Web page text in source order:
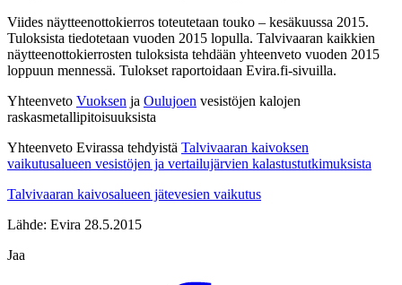
Viides näytteenottokierros toteutetaan touko – kesäkuussa 2015.
Tuloksista tiedotetaan vuoden 2015 lopulla. Talvivaaran kaikkien
näytteenottokierrosten tuloksista tehdään yhteenveto vuoden 2015
loppuun mennessä. Tulokset raportoidaan Evira.fi-sivuilla.
Yhteenveto Vuoksen ja Oulujoen vesistöjen kalojen
raskasmetallipitoisuuksista
Yhteenveto Evirassa tehdyistä Talvivaaran kaivoksen
vaikutusalueen vesistöjen ja vertailujärvien kalastustutkimuksista
Talvivaaran kaivosalueen jätevesien vaikutus
Lähde: Evira 28.5.2015
Jaa